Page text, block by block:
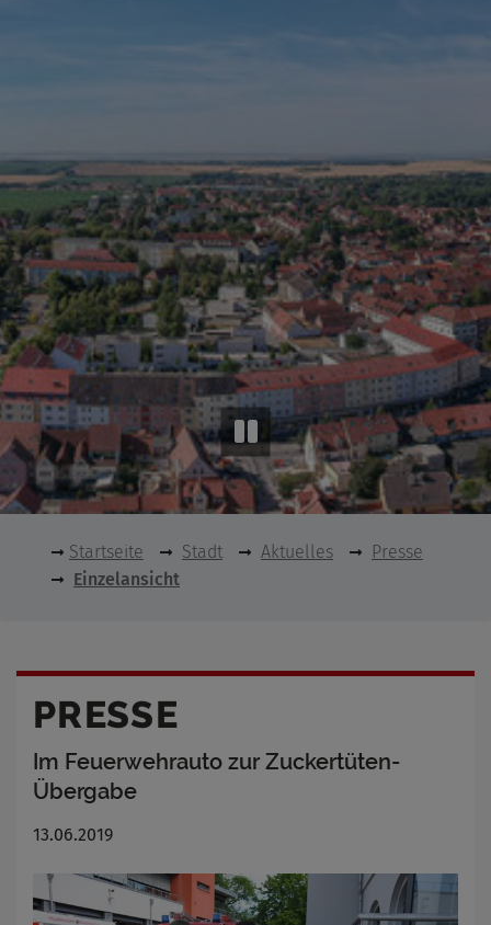
Startseite Stadt Aktuelles
Presse
Einzelansicht
PRESSE
Im Feuerwehrauto zur Zuckertüten-
Übergabe
13.06.2019